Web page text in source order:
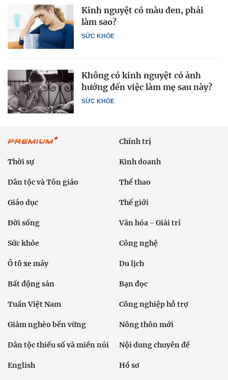
SỨC KHỎE
Kinh nguyệt có màu đen, phải
làm sao?
SỨC KHỎE
Không có kinh nguyệt có ảnh
hưởng đến việc làm mẹ sau này?
Chính trị
Thời sự Kinh doanh
Dân tộc và Tôn giáo Thể thao
Giáo dục Thế giới
Đời sống Văn hóa - Giải trí
Sức khỏe Công nghệ
Ô tô xe máy Du lịch
Bất động sản Bạn đọc
Tuần Việt Nam Công nghiệp hỗ trợ
Giảm nghèo bền vững Nông thôn mới
Dân tộc thiểu số và miền núi Nội dung chuyên đề
English Hồ sơ